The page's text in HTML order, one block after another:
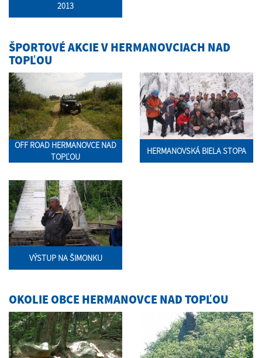
2013
ŠPORTOVÉ AKCIE V HERMANOVCIACH NAD
TOPĽOU
OFF ROAD HERMANOVCE NAD
TOPĽOU
HERMANOVSKÁ BIELA STOPA
VÝSTUP NA ŠIMONKU
OKOLIE OBCE HERMANOVCE NAD TOPĽOU